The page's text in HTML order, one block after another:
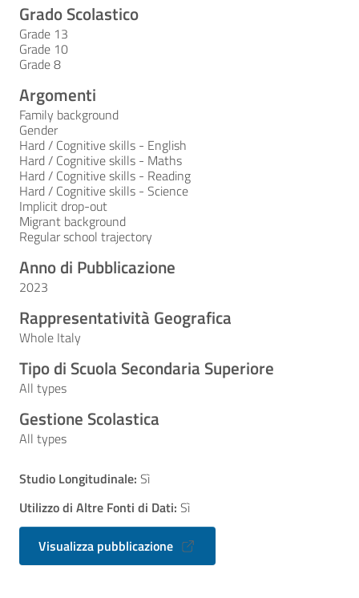
Grado Scolastico
Grade 13
Grade 10
Grade 8
Argomenti
Family background
Gender
Hard / Cognitive skills - English
Hard / Cognitive skills - Maths
Hard / Cognitive skills - Reading
Hard / Cognitive skills - Science
Implicit drop-out
Migrant background
Regular school trajectory
Anno di Pubblicazione
2023
Rappresentatività Geografica
Whole Italy
Tipo di Scuola Secondaria Superiore
All types
Gestione Scolastica
All types
Studio Longitudinale: Sì
Utilizzo di Altre Fonti di Dati: Sì
Visualizza pubblicazione